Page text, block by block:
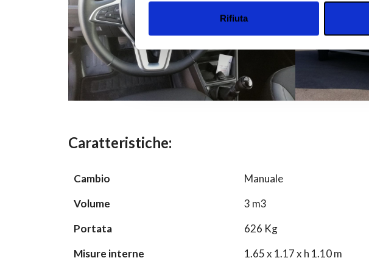
Rifiuta
Caratteristiche:
Cambio
Manuale
Volume
3 m3
Portata
626 Kg
Misure interne
1.65 x 1.17 x h 1.10 m